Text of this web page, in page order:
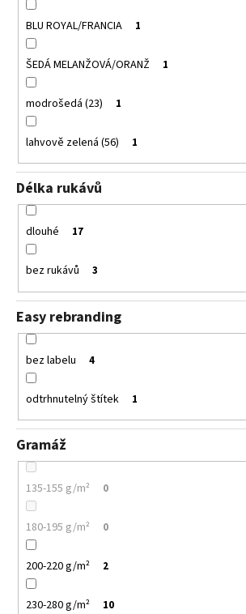
BLU ROYAL/FRANCIA 1
ŠEDÁ MELANŽOVÁ/ORANŽ 1
modrošedá (23) 1
lahvově zelená (56) 1
Délka rukávů
dlouhé 17
bez rukávů 3
Easy rebranding
bez labelu 4
odtrhnutelný štítek 1
Gramáž
135-155 g/m² 0
180-195 g/m² 0
200-220 g/m² 2
230-280 g/m² 10